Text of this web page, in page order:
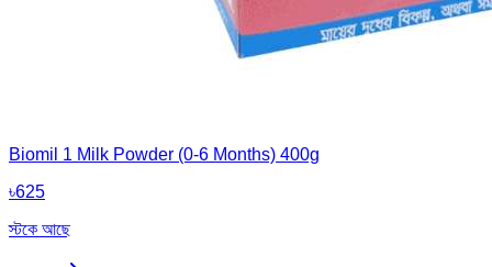
Biomil 1 Milk Powder (0-6 Months) 400g
৳625
স্টকে আছে